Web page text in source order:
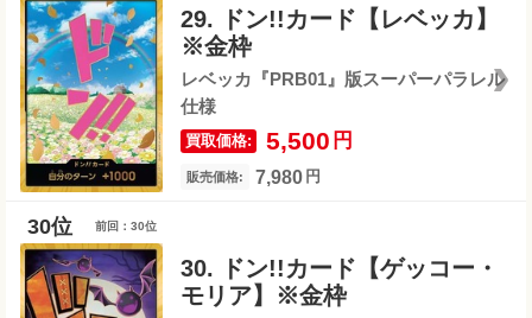
29. ドン!!カード【レベッカ】
※金枠
レベッカ『PRB01』版スーパーパラレル
仕様
買取価格: 5,500 円
販売価格: 7,980 円
前回：30位
30. ドン!!カード【ゲッコー・
モリア】※金枠